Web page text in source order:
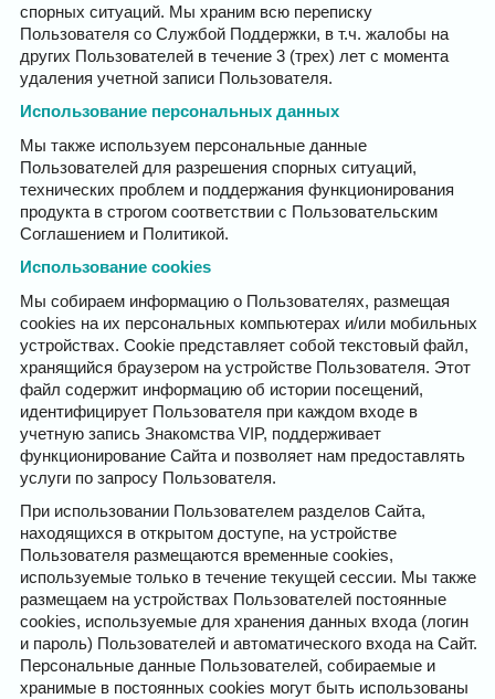
спорных ситуаций. Мы храним всю переписку
Пользователя со Службой Поддержки, в т.ч. жалобы на
других Пользователей в течение 3 (трех) лет с момента
удаления учетной записи Пользователя.
Использование персональных данных
Мы также используем персональные данные
Пользователей для разрешения спорных ситуаций,
технических проблем и поддержания функционирования
продукта в строгом соответствии с Пользовательским
Соглашением и Политикой.
Использование cookies
Мы собираем информацию о Пользователях, размещая
cookies на их персональных компьютерах и/или мобильных
устройствах. Cookie представляет собой текстовый файл,
хранящийся браузером на устройстве Пользователя. Этот
файл содержит информацию об истории посещений,
идентифицирует Пользователя при каждом входе в
учетную запись Знакомства VIP, поддерживает
функционирование Сайта и позволяет нам предоставлять
услуги по запросу Пользователя.
При использовании Пользователем разделов Сайта,
находящихся в открытом доступе, на устройстве
Пользователя размещаются временные cookies,
используемые только в течение текущей сессии. Мы также
размещаем на устройствах Пользователей постоянные
cookies, используемые для хранения данных входа (логин
и пароль) Пользователей и автоматического входа на Сайт.
Персональные данные Пользователей, собираемые и
хранимые в постоянных cookies могут быть использованы